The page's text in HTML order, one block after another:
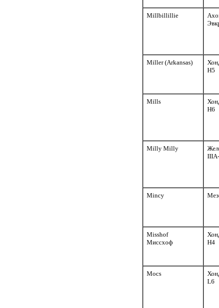
Millbillillie
Miller (Arkansas)
H5
Mills
H6
Milly Milly
Mincy
Misshof
Миссхоф
H4
Mocs
L6